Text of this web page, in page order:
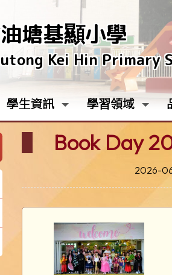
塘基顯小學
Kei Hin Primary
學生資訊 學習領域
Book Day
2026-